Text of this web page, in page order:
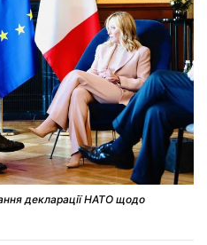
декларації НАТО щодо